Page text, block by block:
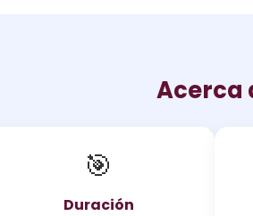
Acerca
🎯
Duración